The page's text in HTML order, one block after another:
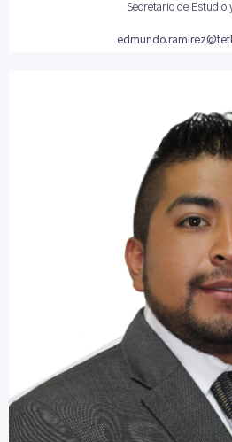
Secretario de Estudio